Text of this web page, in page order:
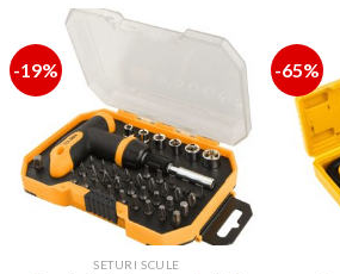
-19%
SETURI SCULE
-65%